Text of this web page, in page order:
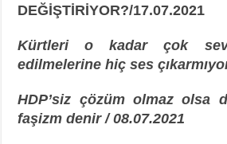
DEĞİŞTİRİYOR?/17.07.2021
Kürtleri o kadar çok
edilmelerine hiç ses
HDP’siz çözüm olmaz olsa
faşizm denir / 08.07.2021